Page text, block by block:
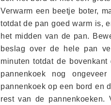
Verwarm een beetje boter,
totdat de pan goed warm is,
het midden van de pan.
beslag over de hele pan
minuten totdat de
pannenkoek nog
pannenkoek op een bord en
rest van de pannenkoeken.